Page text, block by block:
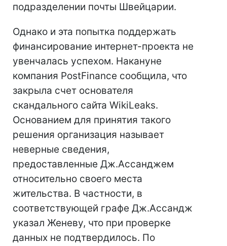
подразделении почты Швейцарии.
Однако и эта попытка поддержать
финансирование интернет-проекта не
увенчалась успехом. Накануне
компания PostFinance сообщила, что
закрыла счет основателя
скандального сайта WikiLeaks.
Основанием для принятия такого
решения организация называет
неверные сведения,
предоставленные Дж.Ассанджем
относительно своего места
жительства. В частности, в
соответствующей графе Дж.Ассандж
указал Женеву, что при проверке
данных не подтвердилось. По